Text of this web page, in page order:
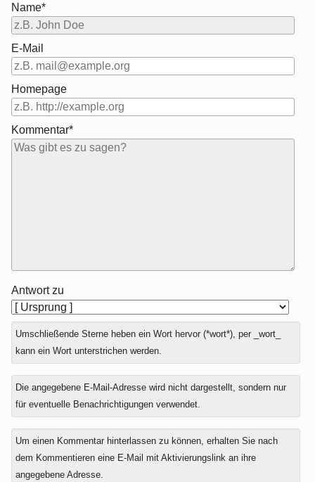
Name*
E-Mail
Homepage
Kommentar*
Antwort zu
Umschließende Sterne heben ein Wort hervor (*wort*), per _wort_
kann ein Wort unterstrichen werden.
Die angegebene E-Mail-Adresse wird nicht dargestellt, sondern nur
für eventuelle Benachrichtigungen verwendet.
Um einen Kommentar hinterlassen zu können, erhalten Sie nach
dem Kommentieren eine E-Mail mit Aktivierungslink an ihre
angegebene Adresse.